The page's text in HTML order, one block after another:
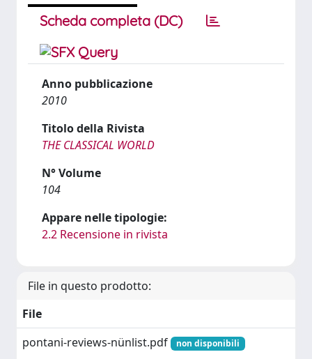
Scheda completa (DC)
Anno pubblicazione
2010
Titolo della Rivista
THE CLASSICAL WORLD
N° Volume
104
Appare nelle tipologie:
2.2 Recensione in rivista
File in questo prodotto:
File
pontani-reviews-nünlist.pdf
non disponibili